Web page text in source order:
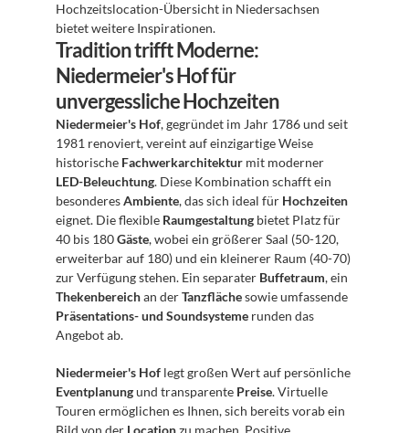
Hochzeitslocation-Übersicht in Niedersachsen
bietet weitere Inspirationen.
Tradition trifft Moderne:
Niedermeier's Hof für
unvergessliche Hochzeiten
Niedermeier's Hof, gegründet im Jahr 1786 und seit
1981 renoviert, vereint auf einzigartige Weise
historische Fachwerkarchitektur
LED-Beleuchtung. Diese Kombination schafft ein
besonderes Ambiente, das sich ideal für Hochzeiten
eignet. Die flexible Raumgestaltung bietet Platz für
40 bis 180 Gäste, wobei ein größerer Saal (50-120,
erweiterbar auf 180) und ein kleinerer Raum (40-70)
zur Verfügung stehen. Ein separater Buffetraum
Thekenbereich an der Tanzfläche
Präsentations- und Soundsysteme runden das
Angebot ab.
Niedermeier's Hof
Eventplanung und transparente Preise. Virtuelle
Touren ermöglichen es Ihnen, sich bereits vorab ein
Bild von der Location